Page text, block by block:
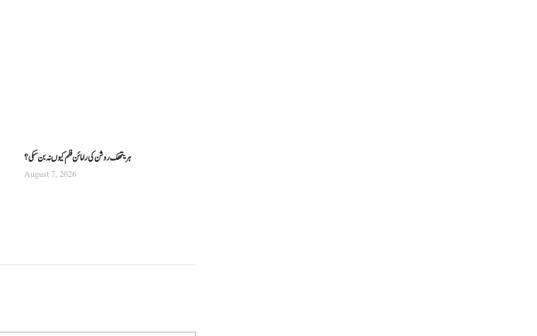
ہریتھک روشن کی رامائن فلم کیوں نہ بن سکی؟
August 7, 2026